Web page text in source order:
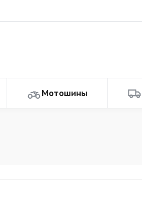
Мотошины